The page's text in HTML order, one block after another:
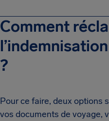
Comment
?
Pour ce faire, deux options
vos documents de voyage,